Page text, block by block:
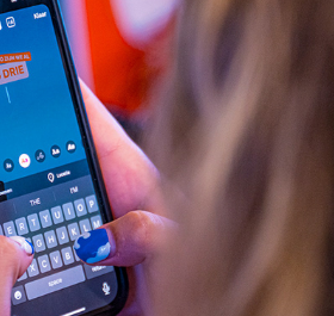
SOCIAL MEDIA
2023